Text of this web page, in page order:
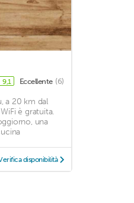
9,1 Eccellente (6)
a 20 km dal
è gratuita.
una
disponibilità